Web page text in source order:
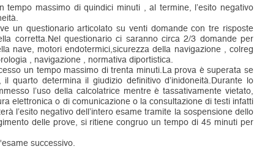
tempo massimo di quindici minuti , al termine, l’esito negativo
un questionario articolato su venti domande con tre risposte
corretta.Nel questionario ci saranno circa 2/3 domande per
nave, motori endotermici,sicurezza della navigazione , colreg
, navigazione , normativa diportistica.
un tempo massimo di trenta minuti.La prova è superata se
quarto determina il giudizio definitivo d’inidoneità.Durante lo
l’uso della calcolatrice mentre è tassativamente vietato,
elettronica o di comunicazione o la consultazione di testi infatti
l’esito negativo dell’intero esame tramite la sospensione dello
delle prove, si ritiene congruo un tempo di 45 minuti per
successivo.